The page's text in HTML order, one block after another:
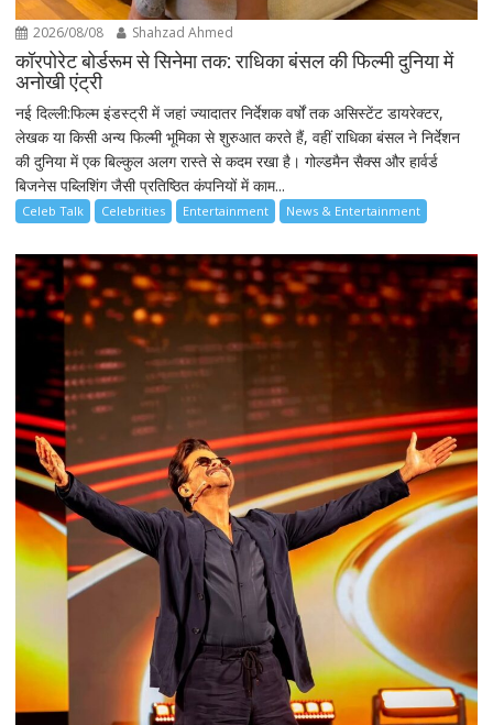
2026/08/08 Shahzad Ahmed
कॉरपोरेट बोर्डरूम से सिनेमा तक: राधिका बंसल की फिल्मी दुनिया में
अनोखी एंट्री
नई दिल्ली:फिल्म इंडस्ट्री में जहां ज्यादातर निर्देशक वर्षों तक असिस्टेंट डायरेक्टर,
लेखक या किसी अन्य फिल्मी भूमिका से शुरुआत करते हैं, वहीं राधिका बंसल ने निर्देशन
की दुनिया में एक बिल्कुल अलग रास्ते से कदम रखा है। गोल्डमैन सैक्स और हार्वर्ड
बिजनेस पब्लिशिंग जैसी प्रतिष्ठित कंपनियों में काम...
Celeb Talk Celebrities Entertainment News & Entertainment